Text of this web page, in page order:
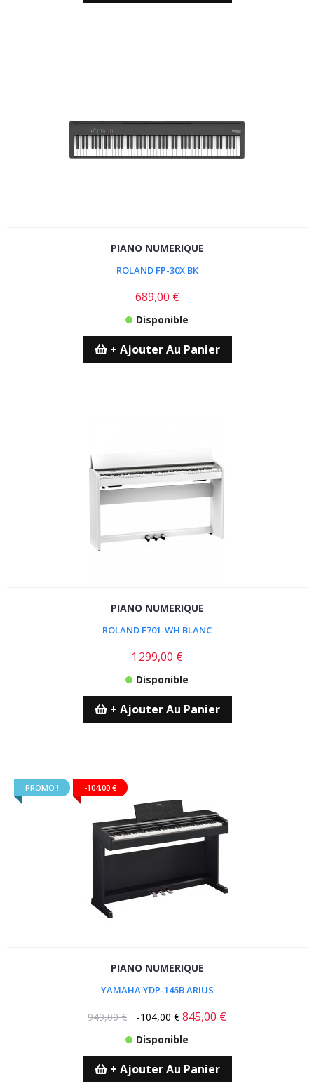
PIANO NUMERIQUE
ROLAND FP-30X BK
689,00 €
Disponible
+ Ajouter Au Panier
PIANO NUMERIQUE
ROLAND F701-WH BLANC
1 299,00 €
Disponible
+ Ajouter Au Panier
PROMO ! -104,00 €
PIANO NUMERIQUE
YAMAHA YDP-145B ARIUS
949,00 € -104,00 € 845,00 €
Disponible
+ Ajouter Au Panier